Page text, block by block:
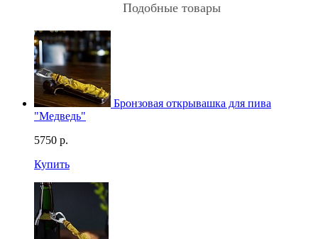
Подобные товары
Бронзовая открывашка для пива
"Медведь"
5750 р.
Купить